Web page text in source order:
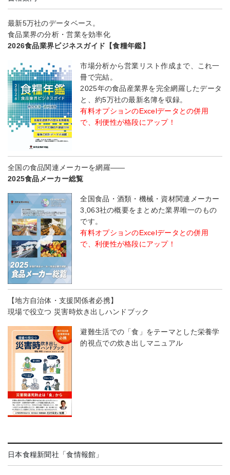
最新5万社のデータベース。
食品業界の分析・営業を効率化
2026食品業界ビジネスガイド【食糧年鑑】
市場分析から営業リスト作成まで、これ一
冊で完結。
2025年の食品産業界を完全網羅したデータ
と、約5万社の最新名簿を収録。
有料オプションのExcelデータとの併用
で、利便性が格段にアップ！
全国の食品関連メーカーを網羅――
2025食品メーカー総覧
全国食品・酒類・機械・資材関連メーカー
3,063社の概要をまとめた業界唯一のもの
です。
有料オプションのExcelデータとの併用
で、利便性が格段にアップ！
【地方自治体・支援関係者必携】
現場で役立つ 災害時炊き出しハンドブック
避難生活での「食」をテーマとした栄養学
的視点での炊き出しマニュアル
日本食糧新聞社「食情報館」